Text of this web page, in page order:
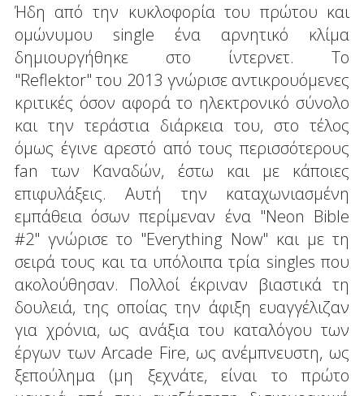
Ήδη από την κυκλοφορία του πρώτου και
ομώνυμου single ένα αρνητικό κλίμα
δημιουργήθηκε στο ίντερνετ. Το
"Reflektor" του 2013 γνώρισε αντικρουόμενες
κριτικές όσον αφορά το ηλεκτρονικό σύνολο
και την τεράστια διάρκεια του, στο τέλος
όμως έγινε αρεστό από τους περισσότερους
fan των Καναδών, έστω και με κάποιες
επιφυλάξεις. Αυτή την καταχωνιασμένη
εμπάθεια όσων περίμεναν ένα "Neon Bible
#2" γνώρισε το "Everything Now" και με τη
σειρά τους και τα υπόλοιπα τρία singles που
ακολούθησαν. Πολλοί έκριναν βιαστικά τη
δουλειά, της οποίας την άφιξη ευαγγέλιζαν
για χρόνια, ως ανάξια του καταλόγου των
έργων των Arcade Fire, ως ανέμπνευστη, ως
ξεπούλημα (μη ξεχνάτε, είναι το πρώτο